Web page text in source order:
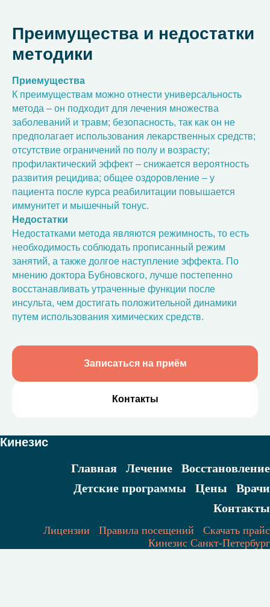
Преимущества и недостатки
методики
Приемущества
К преимуществам можно отнести универсальность
метода – он подходит для лечения множества
заболеваний и травм; безопасность, так как он не
предполагает использования лекарственных средств;
отсутствие ограничений по полу и возрасту;
профилактический эффект – снижается вероятность
развития рецидива; общее оздоровление – у
пациента после курса реабилитации повышается
иммунитет и мышечный тонус.
Недостатки
Недостатками метода являются режимность, то есть
необходимость соблюдать прописанный режим
занятий, а также долгое наступление эффекта. По
мнению доктора Бубновского, лучше постепенно
восстанавливать утраченные функции после
инсульта, чем достигать положительной динамики
путем использования химических средств.
Записаться на приём
Контакты
Кинезис
Главная
Лечение
Восстановление
Детские программы
Цены
Врачи
Контакты
Лицензии Правила посещений
Скачать прайс
Кинезис Санкт-Петербург